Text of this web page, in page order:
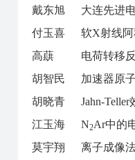
戴东旭
大连先进
付玉喜
软X射线
高蕻
电荷转移
胡智民
加速器原
胡晓青
Jahn-Teller
江玉海
N2Ar中的
莫宇翔
离子成像